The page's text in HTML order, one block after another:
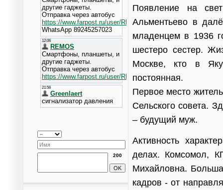
200
Появление на
Альментьево в
младенцем в 1936
шестеро сестер.
Москве, кто в
постоянная.
Первое место
Сельского совета.
– будущий муж.
Активность
делах. Комсомол,
Михайловна.
кадров - от